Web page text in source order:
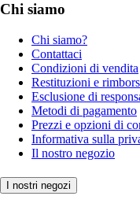
Chi siamo
Chi siamo?
Contattaci
Condizioni di vendita
Restituzioni e
Esclusione di
Metodi di pagamento
Prezzi e opzioni di
Informativa sulla
Il nostro negozio
I nostri negozi